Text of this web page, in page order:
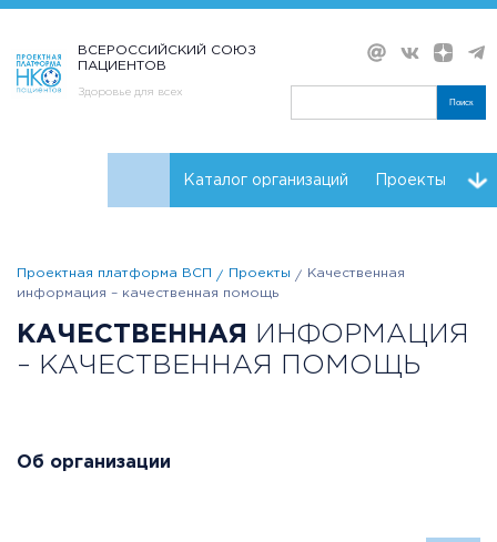
ВСЕРОССИЙСКИЙ СОЮЗ
ПАЦИЕНТОВ
Здоровье для всех
Поиск
Каталог организаций Проекты
Проектная платформа ВСП Проекты
Качественная
информация – качественная помощь
КАЧЕСТВЕННАЯ
ИНФОРМАЦИЯ
– КАЧЕСТВЕННАЯ ПОМОЩЬ
Об организации